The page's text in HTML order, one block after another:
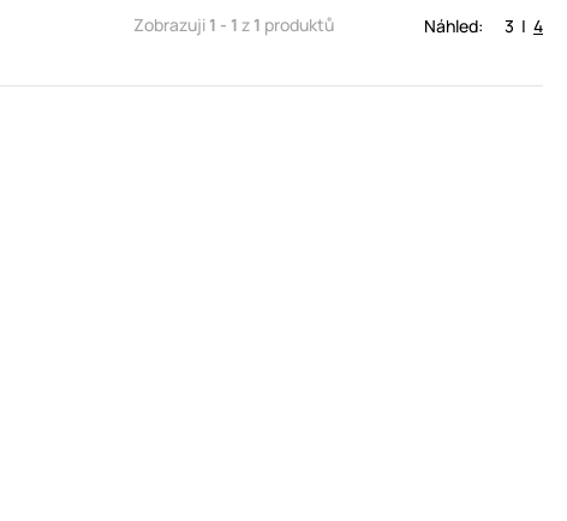
Zobrazuji 1 - 1 z 1 produktů Náhled: 3 | 4